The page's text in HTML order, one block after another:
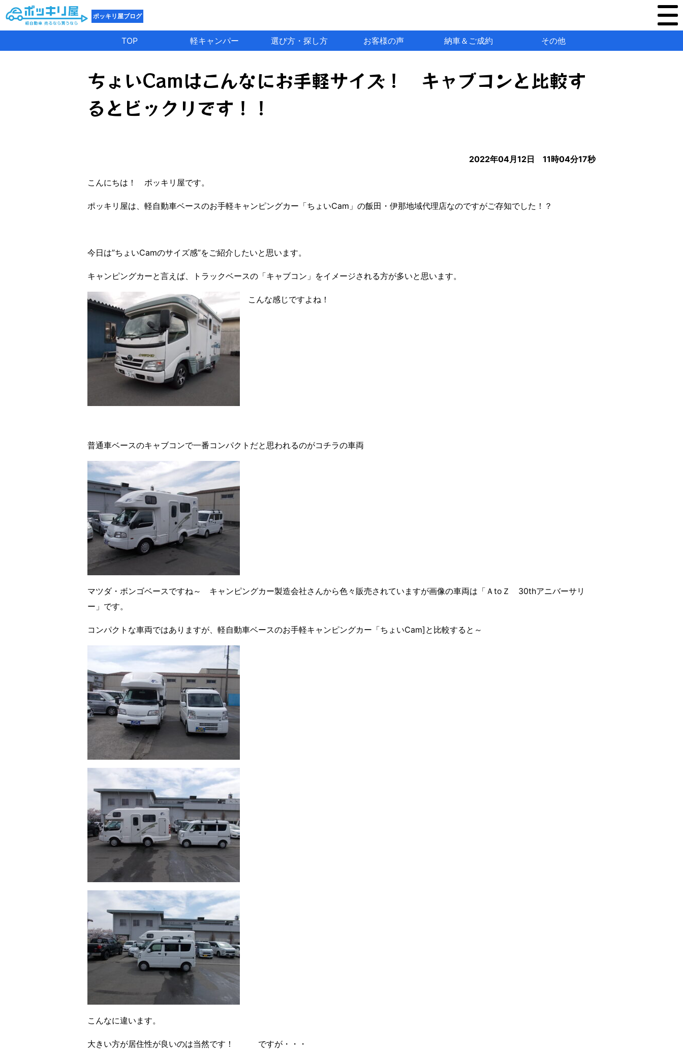
ポッキリ屋ブログ
TOP 軽キャンパー 選び方・探し方 お客様の声 納車＆ご成約 その他
ちょいCamはこんなにお手軽サイズ！ キャブコンと比較す
るとビックリです！！
2022年04月12日 11時04分17秒
こんにちは！ ポッキリ屋です。
ポッキリ屋は、軽自動車ベースのお手軽キャンピングカー「ちょいCam」の飯田・伊那地域代理店なのですがご存知でした！？
今日は”ちょいCamのサイズ感”をご紹介したいと思います。
キャンピングカーと言えば、トラックベースの「キャブコン」をイメージされる方が多いと思います。
こんな感じですよね！
普通車ベースのキャブコンで一番コンパクトだと思われるのがコチラの車両
マツダ・ボンゴベースですね～ キャンピングカー製造会社さんから色々販売されていますが画像の車両は「ＡtoＺ 30thアニバーサリ
ー」です。
コンパクトな車両ではありますが、軽自動車ベースのお手軽キャンピングカー「ちょいCam]と比較すると～
こんなに違います。
大きい方が居住性が良いのは当然です！ ですが・・・